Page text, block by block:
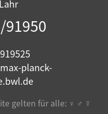
91950
planck-
gelten für alle: ♀ ♂ ☿️